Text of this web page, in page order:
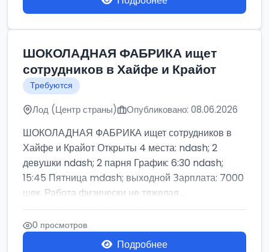
ШОКОЛАДНАЯ ФАБРИКА ищет
сотрудников в Хайфе и Крайот
Требуются
Лод (Центр страны) Опубликовано: 08.06.2026
ШОКОЛАДНАЯ ФАБРИКА ищет сотрудников в
Хайфе и Крайот Открыты 4 места: ndash; 2
девушки ndash; 2 парня График: 6:30 ndash;
15:45 Пятница mdash; выходной Зарплата: 7000
шек. Работа физически не тяжелая ...
0 просмотров
Подробнее